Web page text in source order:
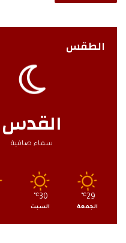
الطقس
القدس
سماء صافية
29
℃
الجمعة
30
℃
السبت